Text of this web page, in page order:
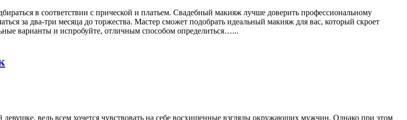
в соответствии с прической и платьем. Свадебный макияж лучше доверить профессиональному
за два-три месяца до торжества. Мастер сможет подобрать идеальный макияж для вас, который скроет
варианты и испробуйте, отличным способом определиться…...
ведь всем хочется чувствовать на себе восхищенные взгляды окружающих мужчин. Однако при этом